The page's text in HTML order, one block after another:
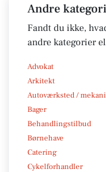
Andre
Fandt du ikke,
andre kategorier
Advokat
Arkitekt
Autoværksted /
Bager
Behandlingstilbud
Børnehave
Catering
Cykelforhandler